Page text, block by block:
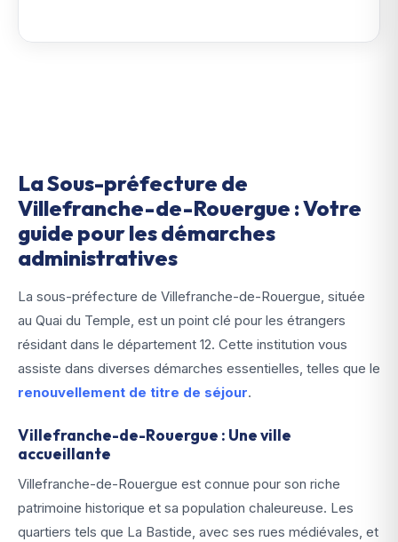
La Sous-préfecture de
Villefranche-de-Rouergue : Votre
guide pour les démarches
administratives
La sous-préfecture de Villefranche-de-Rouergue, située
au Quai du Temple, est un point clé pour les étrangers
résidant dans le département 12. Cette institution vous
assiste dans diverses démarches essentielles, telles que le
renouvellement de titre de séjour.
Villefranche-de-Rouergue : Une ville
accueillante
Villefranche-de-Rouergue est connue pour son riche
patrimoine historique et sa population chaleureuse. Les
quartiers tels que La Bastide, avec ses rues médiévales, et